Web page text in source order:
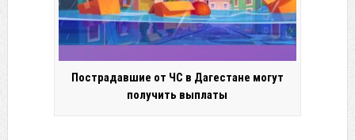
Пострадавшие от ЧС в Дагестане могут
получить выплаты